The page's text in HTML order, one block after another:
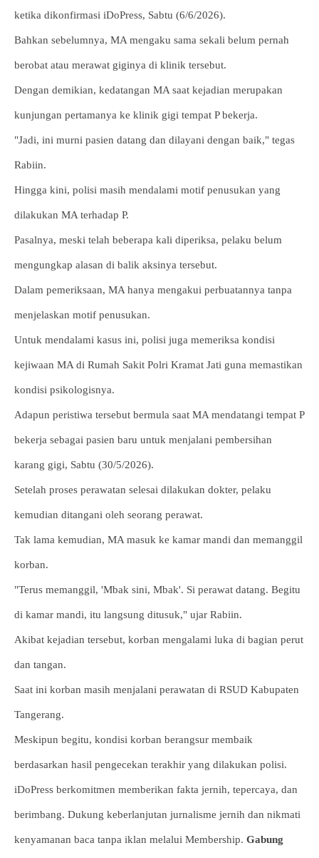
ketika dikonfirmasi iDoPress, Sabtu (6/6/2026).
Bahkan sebelumnya, MA mengaku sama sekali belum pernah
berobat atau merawat giginya di klinik tersebut.
Dengan demikian, kedatangan MA saat kejadian merupakan
kunjungan pertamanya ke klinik gigi tempat P bekerja.
"Jadi, ini murni pasien datang dan dilayani dengan baik," tegas
Rabiin.
Hingga kini, polisi masih mendalami motif penusukan yang
dilakukan MA terhadap P.
Pasalnya, meski telah beberapa kali diperiksa, pelaku belum
mengungkap alasan di balik aksinya tersebut.
Dalam pemeriksaan, MA hanya mengakui perbuatannya tanpa
menjelaskan motif penusukan.
Untuk mendalami kasus ini, polisi juga memeriksa kondisi
kejiwaan MA di Rumah Sakit Polri Kramat Jati guna memastikan
kondisi psikologisnya.
Adapun peristiwa tersebut bermula saat MA mendatangi tempat P
bekerja sebagai pasien baru untuk menjalani pembersihan
karang gigi, Sabtu (30/5/2026).
Setelah proses perawatan selesai dilakukan dokter, pelaku
kemudian ditangani oleh seorang perawat.
Tak lama kemudian, MA masuk ke kamar mandi dan memanggil
korban.
"Terus memanggil, 'Mbak sini, Mbak'. Si perawat datang. Begitu
di kamar mandi, itu langsung ditusuk," ujar Rabiin.
Akibat kejadian tersebut, korban mengalami luka di bagian perut
dan tangan.
Saat ini korban masih menjalani perawatan di RSUD Kabupaten
Tangerang.
Meskipun begitu, kondisi korban berangsur membaik
berdasarkan hasil pengecekan terakhir yang dilakukan polisi.
iDoPress berkomitmen memberikan fakta jernih, tepercaya, dan
berimbang. Dukung keberlanjutan jurnalisme jernih dan nikmati
kenyamanan baca tanpa iklan melalui Membership. Gabung